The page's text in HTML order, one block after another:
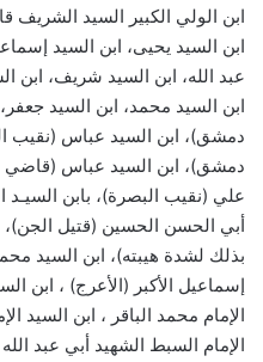
ابن الولي الكبير السيد الشريف
ابن السيد يحيى، ابن السيد
عبد الله، ابن السيد شريف، ابن
ابن السيد محمد، ابن السيد
دمشق)، ابن السيد عباس (نقيب
دمشق)، ابن السيد عباس (قاضي
علي (نقيب البصرة)، بابن السيـد
أبي الحسن الحسين (قتيل
بذلك لشدة هيبته)، ابن السيد
إسماعيل الأكبر (الأعرج) ، ابن
الإمام محمد الباقر ، ابن السيد
الإمام السبط الشهيد أبي عبد